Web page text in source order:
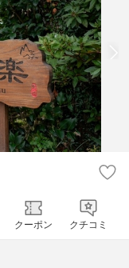
クーポン クチコミ